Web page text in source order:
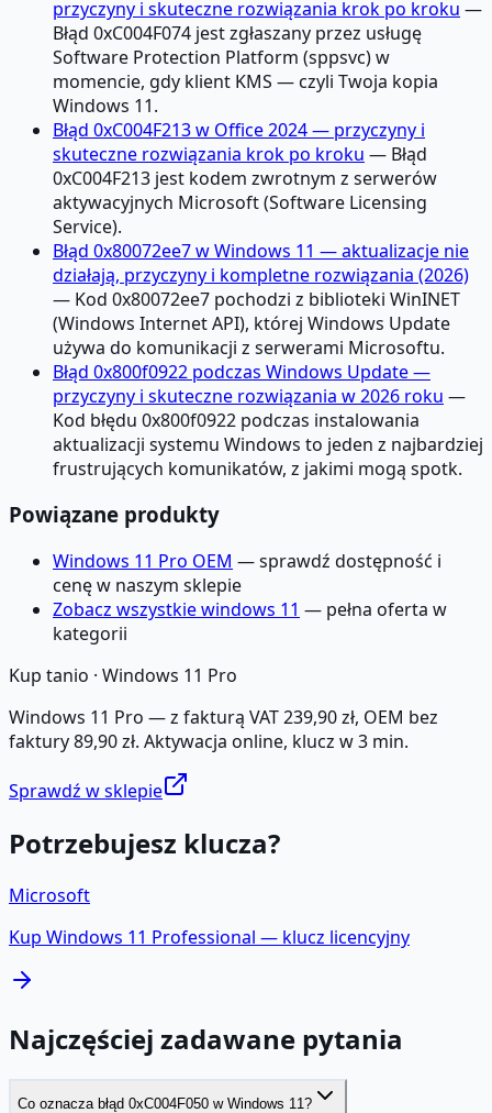
przyczyny i skuteczne rozwiązania krok po kroku —
Błąd 0xC004F074 jest zgłaszany przez usługę
Software Protection Platform (sppsvc) w
momencie, gdy klient KMS — czyli Twoja kopia
Windows 11.
Błąd 0xC004F213 w Office 2024 — przyczyny i
skuteczne rozwiązania krok po kroku — Błąd
0xC004F213 jest kodem zwrotnym z serwerów
aktywacyjnych Microsoft (Software Licensing
Service).
Błąd 0x80072ee7 w Windows 11 — aktualizacje nie
działają, przyczyny i kompletne rozwiązania (2026)
— Kod 0x80072ee7 pochodzi z biblioteki WinINET
(Windows Internet API), której Windows Update
używa do komunikacji z serwerami Microsoftu.
Błąd 0x800f0922 podczas Windows Update —
przyczyny i skuteczne rozwiązania w 2026 roku —
Kod błędu 0x800f0922 podczas instalowania
aktualizacji systemu Windows to jeden z najbardziej
frustrujących komunikatów, z jakimi mogą spotk.
Powiązane produkty
Windows 11 Pro OEM — sprawdź dostępność i
cenę w naszym sklepie
Zobacz wszystkie windows 11 — pełna oferta w
kategorii
Kup tanio · Windows 11 Pro
Windows 11 Pro — z fakturą VAT 239,90 zł, OEM bez
faktury 89,90 zł. Aktywacja online, klucz w 3 min.
Sprawdź w sklepie
Potrzebujesz klucza?
Microsoft
Kup Windows 11 Professional — klucz licencyjny
Najczęściej zadawane pytania
Co oznacza błąd 0xC004F050 w Windows 11?